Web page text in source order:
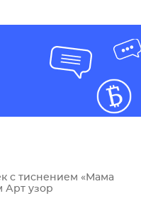
с тиснением «Мама
Арт узор